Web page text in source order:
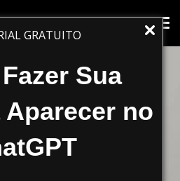
GRATUITO
Sua
Aparecer no